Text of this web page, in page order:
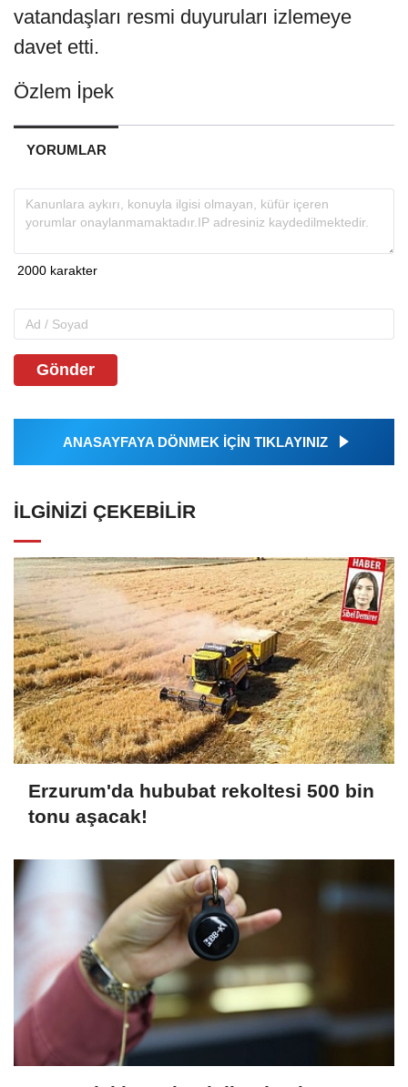
vatandaşları resmi duyuruları izlemeye
davet etti.
Özlem İpek
YORUMLAR
Gönder
ANASAYFAYA DÖNMEK İÇİN TIKLAYINIZ
İLGINIZI ÇEKEBILIR
Erzurum'da hububat rekoltesi 500 bin
tonu aşacak!